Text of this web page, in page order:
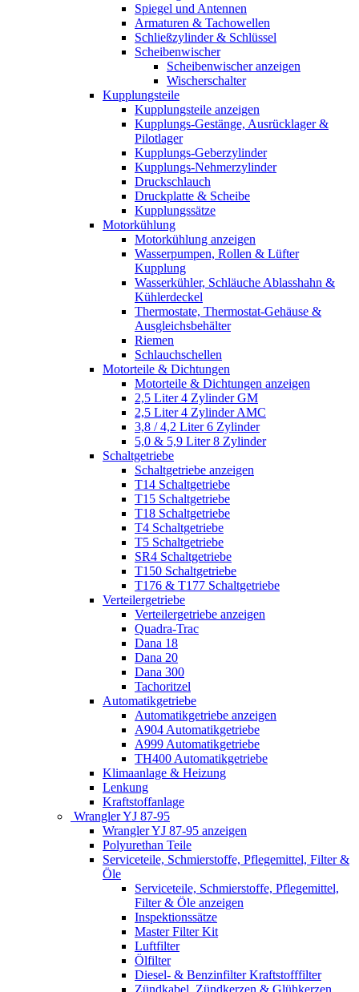
Spiegel und Antennen
Armaturen & Tachowellen
Schließzylinder & Schlüssel
Scheibenwischer
Scheibenwischer anzeigen
Wischerschalter
Kupplungsteile
Kupplungsteile anzeigen
Kupplungs-Gestänge, Ausrücklager &
Pilotlager
Kupplungs-Geberzylinder
Kupplungs-Nehmerzylinder
Druckschlauch
Druckplatte & Scheibe
Kupplungssätze
Motorkühlung
Motorkühlung anzeigen
Wasserpumpen, Rollen & Lüfter
Kupplung
Wasserkühler, Schläuche Ablasshahn &
Kühlerdeckel
Thermostate, Thermostat-Gehäuse &
Ausgleichsbehälter
Riemen
Schlauchschellen
Motorteile & Dichtungen
Motorteile & Dichtungen anzeigen
2,5 Liter 4 Zylinder GM
2,5 Liter 4 Zylinder AMC
3,8 / 4,2 Liter 6 Zylinder
5,0 & 5,9 Liter 8 Zylinder
Schaltgetriebe
Schaltgetriebe anzeigen
T14 Schaltgetriebe
T15 Schaltgetriebe
T18 Schaltgetriebe
T4 Schaltgetriebe
T5 Schaltgetriebe
SR4 Schaltgetriebe
T150 Schaltgetriebe
T176 & T177 Schaltgetriebe
Verteilergetriebe
Verteilergetriebe anzeigen
Quadra-Trac
Dana 18
Dana 20
Dana 300
Tachoritzel
Automatikgetriebe
Automatikgetriebe anzeigen
A904 Automatikgetriebe
A999 Automatikgetriebe
TH400 Automatikgetriebe
Klimaanlage & Heizung
Lenkung
Kraftstoffanlage
Wrangler YJ 87-95
Wrangler YJ 87-95 anzeigen
Polyurethan Teile
Serviceteile, Schmierstoffe, Pflegemittel, Filter &
Öle
Serviceteile, Schmierstoffe, Pflegemittel,
Filter & Öle anzeigen
Inspektionssätze
Master Filter Kit
Luftfilter
Ölfilter
Diesel- & Benzinfilter Kraftstofffilter
Zündkabel, Zündkerzen & Glühkerzen